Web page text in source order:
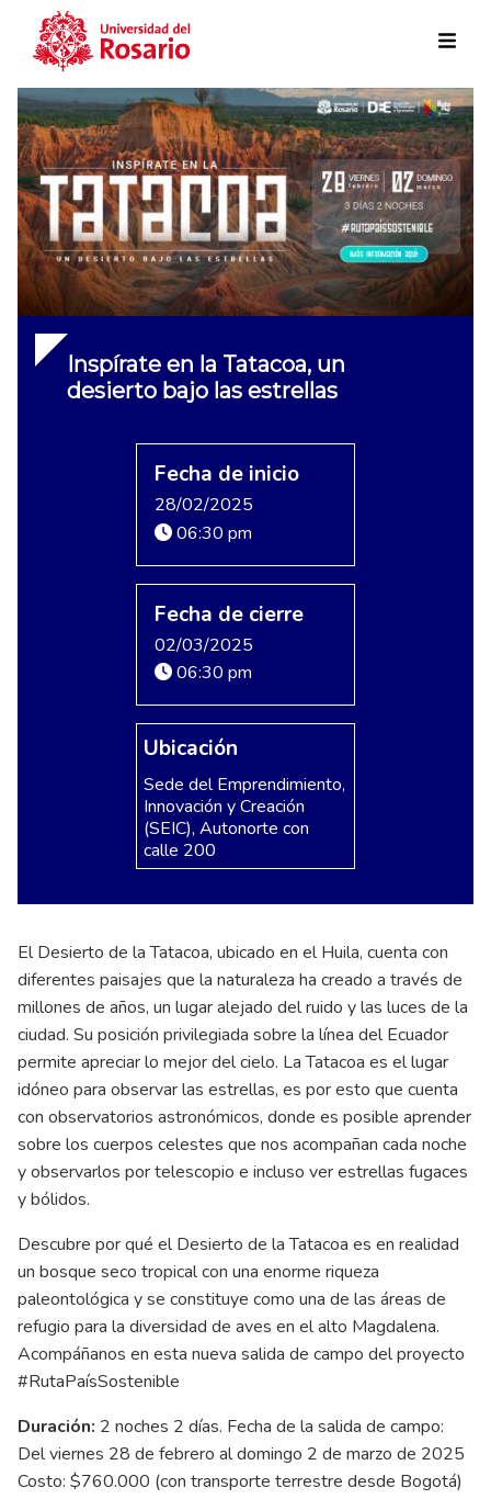
Skip to main content
Inspírate en la Tatacoa, un
desierto bajo las estrellas
Fecha de inicio
28/02/2025
06:30 pm
Fecha de cierre
02/03/2025
06:30 pm
Ubicación
Sede del Emprendimiento,
Innovación y Creación
(SEIC), Autonorte con
calle 200
El Desierto de la Tatacoa, ubicado en el Huila, cuenta con
diferentes paisajes que la naturaleza ha creado a través de
millones de años, un lugar alejado del ruido y las luces de la
ciudad. Su posición privilegiada sobre la línea del Ecuador
permite apreciar lo mejor del cielo. La Tatacoa es el lugar
idóneo para observar las estrellas, es por esto que cuenta
con observatorios astronómicos, donde es posible aprender
sobre los cuerpos celestes que nos acompañan cada noche
y observarlos por telescopio e incluso ver estrellas fugaces
y bólidos.
Descubre por qué el Desierto de la Tatacoa es en realidad
un bosque seco tropical con una enorme riqueza
paleontológica y se constituye como una de las áreas de
refugio para la diversidad de aves en el alto Magdalena.
Acompáñanos en esta nueva salida de campo del proyecto
#RutaPaísSostenible
Duración: 2 noches 2 días. Fecha de la salida de campo:
Del viernes 28 de febrero al domingo 2 de marzo de 2025
Costo: $760.000 (con transporte terrestre desde Bogotá)